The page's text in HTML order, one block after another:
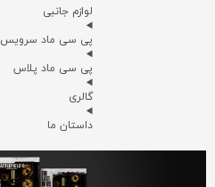
لوازم جانبی
پی سی ماد سرویس
پی سی ماد پلاس
گالری
داستان ما